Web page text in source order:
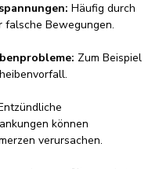
Häufig durch
falsche Bewegungen.
Zum Beispiel
können
verursachen.